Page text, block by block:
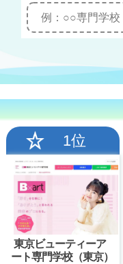
1位
東京ビューティーア
ート専門学校（東京）